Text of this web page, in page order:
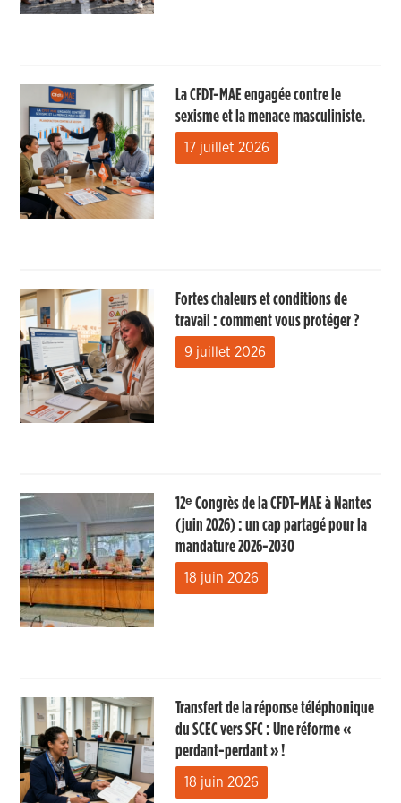
La CFDT-MAE engagée contre le
sexisme et la menace masculiniste.
17 juillet 2026
Fortes chaleurs et conditions de
travail : comment vous protéger ?
9 juillet 2026
12ᵉ Congrès de la CFDT-MAE à Nantes
(juin 2026) : un cap partagé pour la
mandature 2026-2030
18 juin 2026
Transfert de la réponse téléphonique
du SCEC vers SFC : Une réforme «
perdant-perdant » !
18 juin 2026